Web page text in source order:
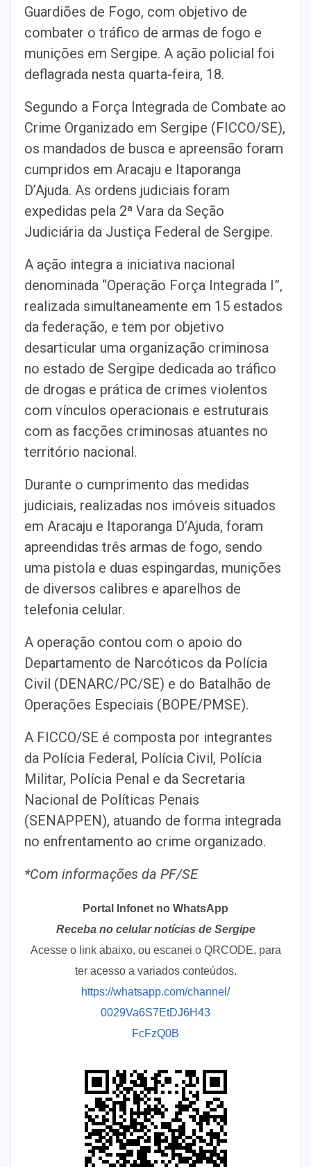
Guardiões de Fogo, com objetivo de
combater o tráfico de armas de fogo e
munições em Sergipe. A ação policial foi
deflagrada nesta quarta-feira, 18.
Segundo a Força Integrada de Combate ao
Crime Organizado em Sergipe (FICCO/SE),
os mandados de busca e apreensão foram
cumpridos em Aracaju e Itaporanga
D’Ajuda. As ordens judiciais foram
expedidas pela 2ª Vara da Seção
Judiciária da Justiça Federal de Sergipe.
A ação integra a iniciativa nacional
denominada “Operação Força Integrada I”,
realizada simultaneamente em 15 estados
da federação, e tem por objetivo
desarticular uma organização criminosa
no estado de Sergipe dedicada ao tráfico
de drogas e prática de crimes violentos
com vínculos operacionais e estruturais
com as facções criminosas atuantes no
território nacional.
Durante o cumprimento das medidas
judiciais, realizadas nos imóveis situados
em Aracaju e Itaporanga D’Ajuda, foram
apreendidas três armas de fogo, sendo
uma pistola e duas espingardas, munições
de diversos calibres e aparelhos de
telefonia celular.
A operação contou com o apoio do
Departamento de Narcóticos da Polícia
Civil (DENARC/PC/SE) e do Batalhão de
Operações Especiais (BOPE/PMSE).
A FICCO/SE é composta por integrantes
da Polícia Federal, Polícia Civil, Polícia
Militar, Polícia Penal e da Secretaria
Nacional de Políticas Penais
(SENAPPEN), atuando de forma integrada
no enfrentamento ao crime organizado.
*Com informações da PF/SE
Portal Infonet no WhatsApp
Receba no celular notícias de Sergipe
Acesse o link abaixo, ou escanei o QRCODE, para
ter acesso a variados conteúdos.
https://whatsapp.com/channel/
0029Va6S7EtDJ6H43
FcFzQ0B